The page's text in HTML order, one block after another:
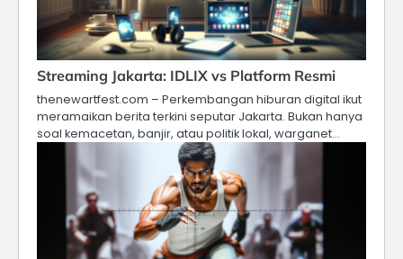
Streaming Jakarta: IDLIX vs Platform Resmi
thenewartfest.com – Perkembangan hiburan digital ikut
meramaikan berita terkini seputar Jakarta. Bukan hanya
soal kemacetan, banjir, atau politik lokal, warganet…